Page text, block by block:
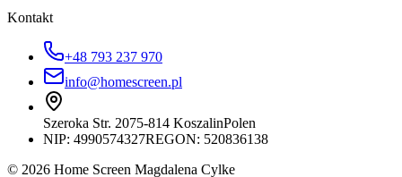
Kontakt
+48 793 237 970
info@homescreen.pl
Szeroka Str. 2075-814 KoszalinPolen
NIP: 4990574327REGON: 520836138
© 2026 Home Screen Magdalena Cylke